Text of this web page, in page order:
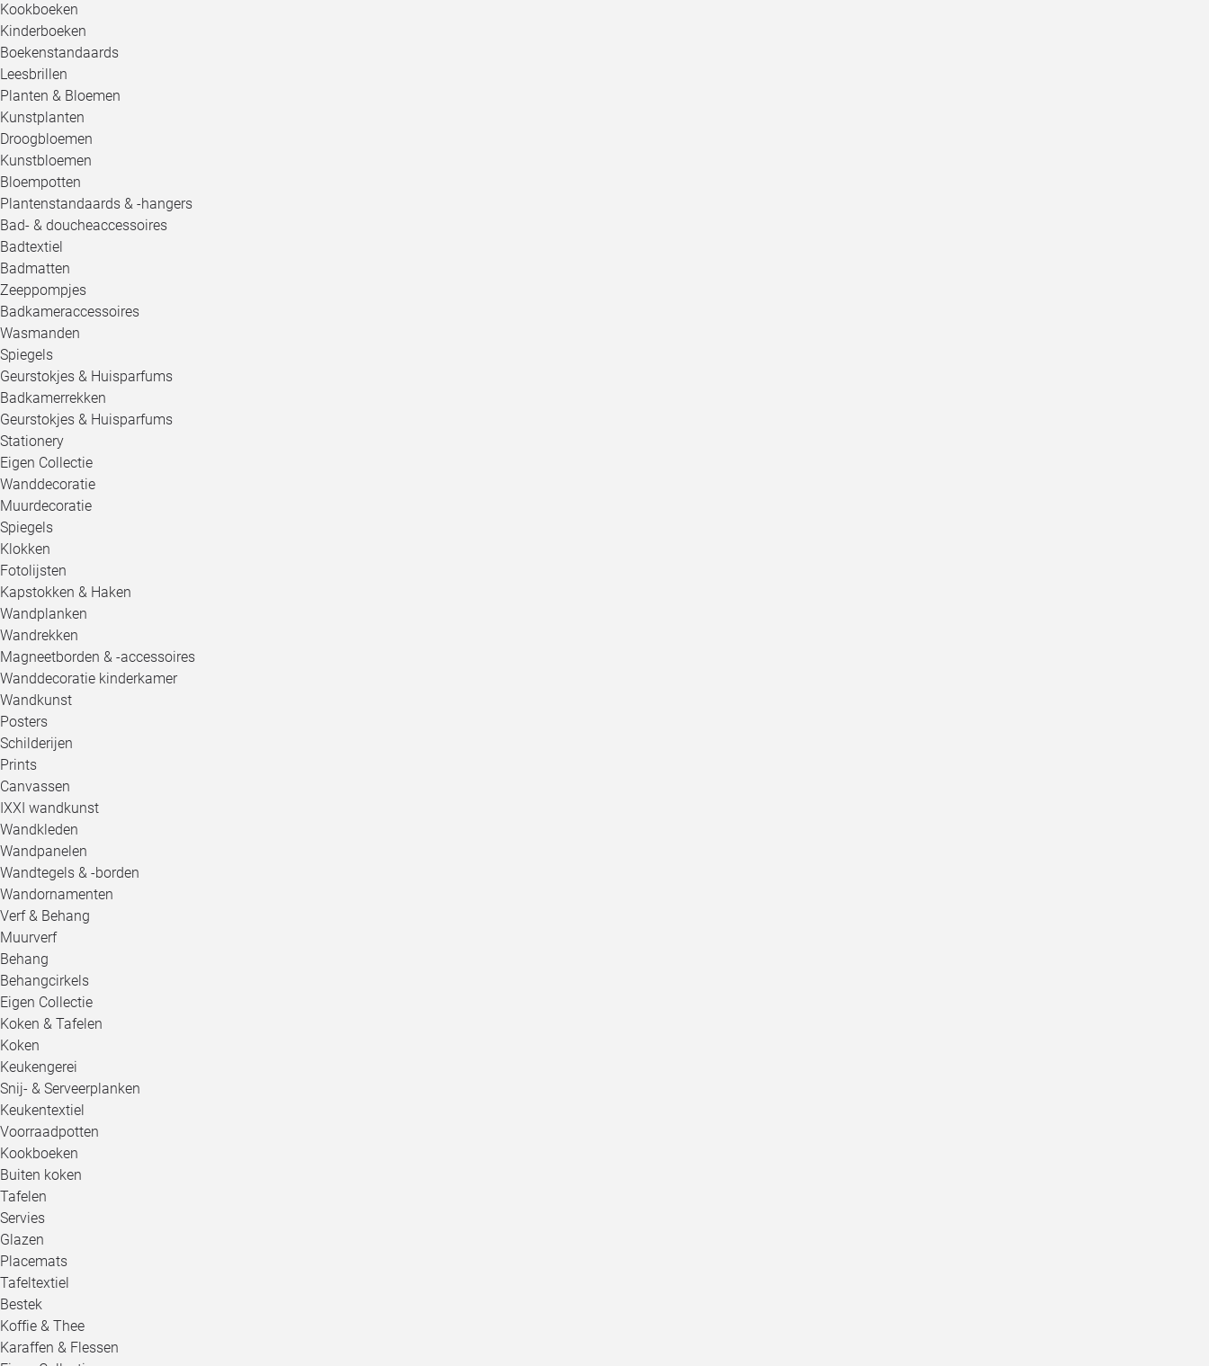
Kookboeken
Kinderboeken
Boekenstandaards
Leesbrillen
Planten & Bloemen
Kunstplanten
Droogbloemen
Kunstbloemen
Bloempotten
Plantenstandaards & -hangers
Bad- & doucheaccessoires
Badtextiel
Badmatten
Zeeppompjes
Badkameraccessoires
Wasmanden
Spiegels
Geurstokjes & Huisparfums
Badkamerrekken
Geurstokjes & Huisparfums
Stationery
Eigen Collectie
Wanddecoratie
Muurdecoratie
Spiegels
Klokken
Fotolijsten
Kapstokken & Haken
Wandplanken
Wandrekken
Magneetborden & -accessoires
Wanddecoratie kinderkamer
Wandkunst
Posters
Schilderijen
Prints
Canvassen
IXXI wandkunst
Wandkleden
Wandpanelen
Wandtegels & -borden
Wandornamenten
Verf & Behang
Muurverf
Behang
Behangcirkels
Eigen Collectie
Koken & Tafelen
Koken
Keukengerei
Snij- & Serveerplanken
Keukentextiel
Voorraadpotten
Kookboeken
Buiten koken
Tafelen
Servies
Glazen
Placemats
Tafeltextiel
Bestek
Koffie & Thee
Karaffen & Flessen